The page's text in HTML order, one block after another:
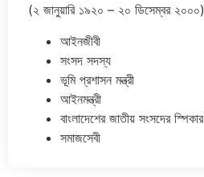
(২ জানুয়ারি ১৯২০ – ২০ ডিসেম্বর ২০০০)
আইনজীবী
সংসদ সদস্য
ভূমি প্রশাসন মন্ত্রী
আইনমন্ত্রী
বাংলাদেশের জাতীয় সংসদের স্পিকার
সমাজসেবী